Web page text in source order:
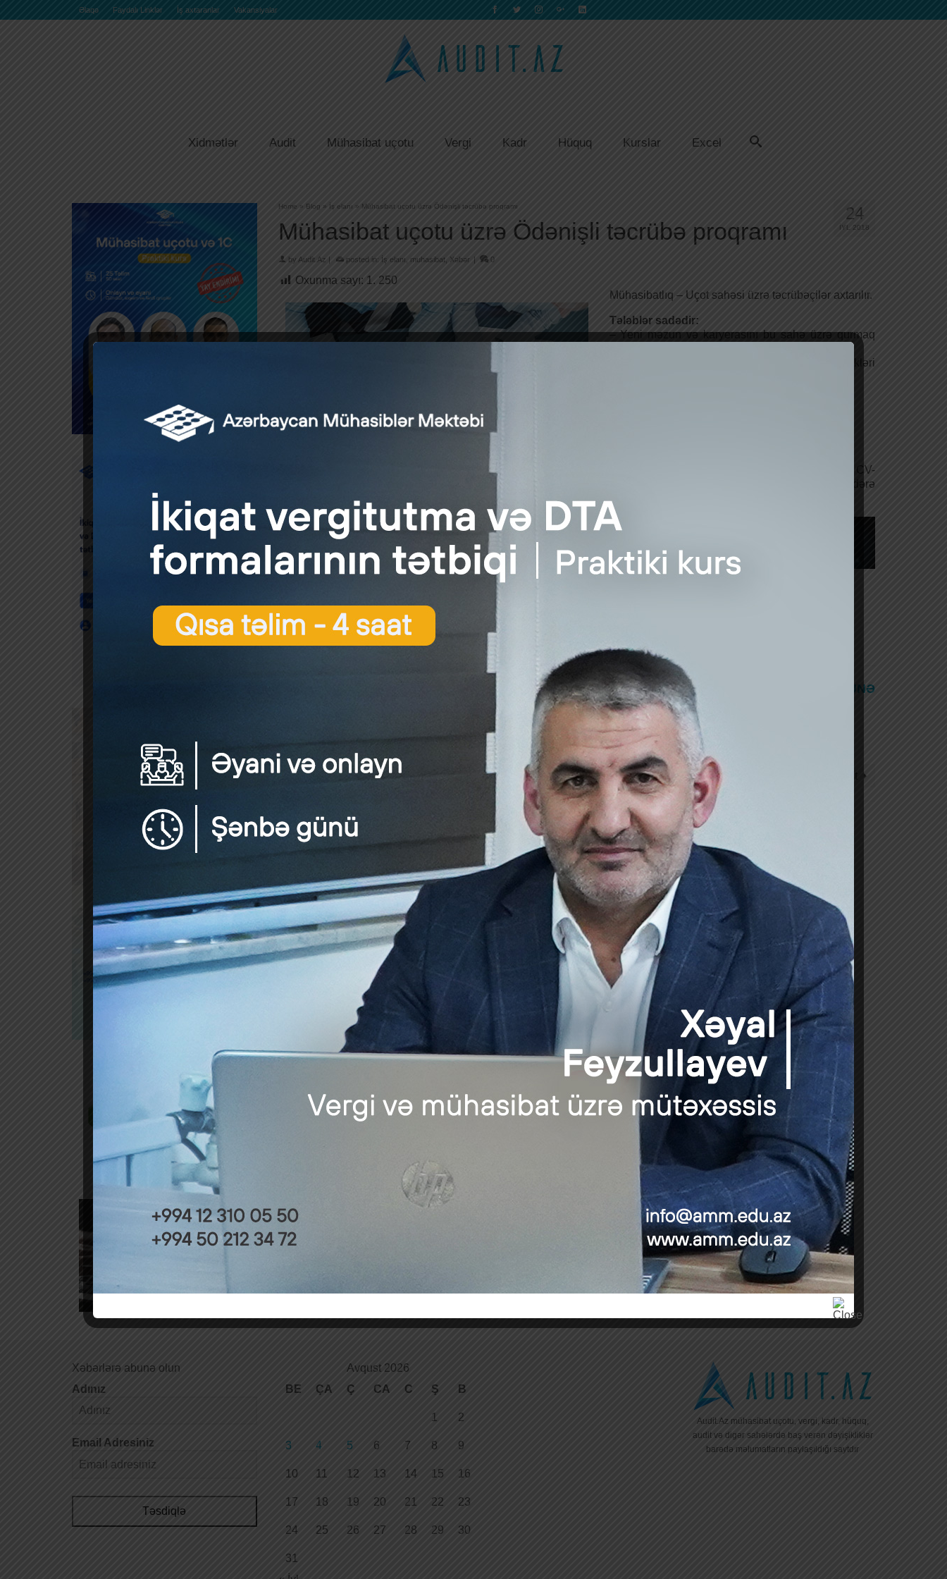
Əlaqə Faydalı Linklər İş axtaranlar Vakansiyalar
Xidmətlər Audit Mühasibat uçotu Vergi Kadr Hüquq Kurslar Excel
24
İYL 2018
Home » Blog » İş elanı » Mühasibat uçotu üzrə Ödənişli təcrübə proqramı
Mühasibat uçotu üzrə Ödənişli təcrübə proqramı
by Audit.Az | posted in: İş elanı muhasibat, Xəbər | 0
Oxunma sayı: 1. 250
Mühasibatlıq – Uçot sahəsi üzrə təcrübəçilər axtarılır.
Tələblər sadədir:
– Yeni məzun və karyerasını bu sahə üzrə qurmaq
– Mühasibatlıq üzrə ilkin bilikləri olan və bu bilikləri
Özünü hazır hiss edən, gələcəyin mühasibləri CV-
ünvanına göndərə
bilərlər.
Mənbə:Təcrübə proqramı
Whatsapp qrupumuza daxil olmaqla sizin üçün qaranlıq qalan suallarınıza təcili cavab ala bilərsiniz
Mühasibat sahəsində ən son iş elanları və xəbərlərini izləmək üçün linkə daxil olaraq qrupumuza üzv olun.
Ən son mühasibat xəbərlərini qaçırmaq istəmirsinizsə, bu linkə daxil olaraq XƏBƏRLƏRƏ ABUNƏ
Mühasibat, Audit və Kadr Xidmətləri üçün linkə daxil olun.
Previous Post
Xəbərlərə abunə olun
Adınız
Email Adresiniz
Təsdiqlə
Avqust 2026
BE
ÇA Ç CA C Ş B
1 2
3 4 5 6 7 8 9
10 11 12 13 14 15 16
17 18 19 20 21 22 23
24 25 26 27 28 29 30
31
Audit.Az mühasibat uçotu, vergi, kadr, hüquq,
audit və digər sahələrdə baş verən dəyişikliklər
barədə məlumatların paylaşıldığı saytdır